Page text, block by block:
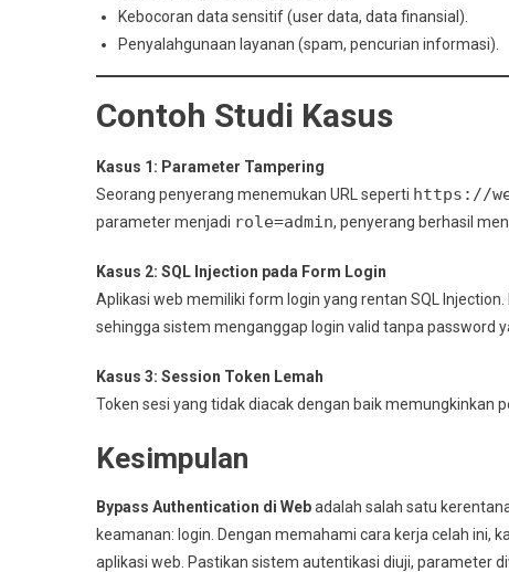
Kebocoran data sensitif (user data, data finansial).
Penyalahgunaan layanan (spam, pencurian informasi).
Contoh Studi Kasus
Kasus 1: Parameter Tampering
Seorang penyerang menemukan URL seperti https://
parameter menjadi role=admin, penyerang berhasil
Kasus 2: SQL Injection pada Form Login
Aplikasi web memiliki form login yang rentan SQL
sehingga sistem menganggap login valid tanpa password
Kasus 3: Session Token Lemah
Token sesi yang tidak diacak dengan baik memungkinkan
Kesimpulan
Bypass Authentication di Webadalah salah satu
keamanan: login. Dengan memahami cara kerja celah ini,
aplikasi web. Pastikan sistem autentikasi diuji, parameter